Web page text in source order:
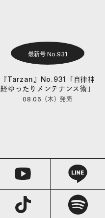
最新号 No.931
『Tarzan』No.931「自律神
経ゆったりメンテナンス術」
08.06（木）発売